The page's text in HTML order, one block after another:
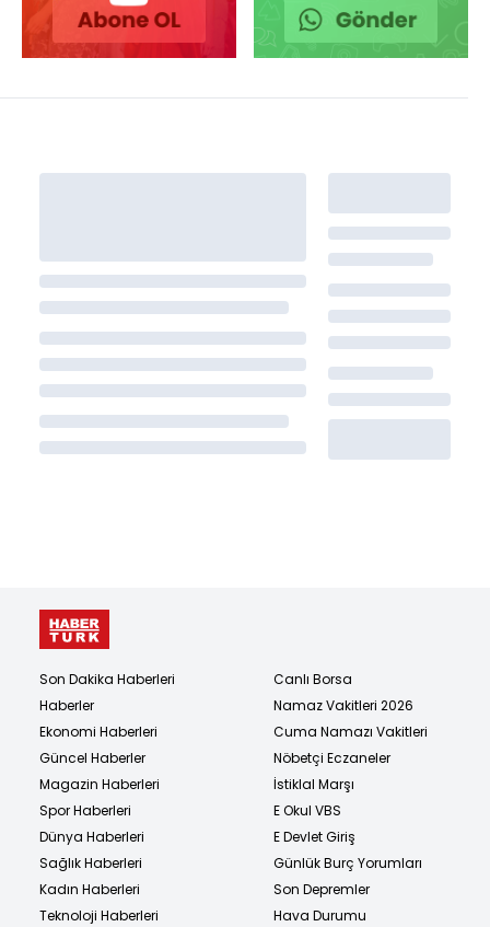
Son Dakika Haberleri
Haberler
Ekonomi Haberleri
Güncel Haberler
Magazin Haberleri
Spor Haberleri
Dünya Haberleri
Sağlık Haberleri
Kadın Haberleri
Teknoloji Haberleri
Canlı Borsa
Namaz Vakitleri 2026
Cuma Namazı Vakitleri
Nöbetçi Eczaneler
İstiklal Marşı
E Okul VBS
E Devlet Giriş
Günlük Burç Yorumları
Son Depremler
Hava Durumu